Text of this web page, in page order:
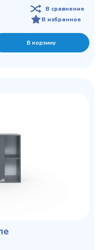
В сравнение
В избранное
В корзину